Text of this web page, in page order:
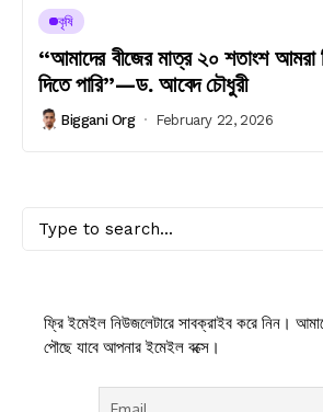
কৃষি
“আমাদের বীজের মাত্র ২০ শতাংশ আমরা
দিতে পারি”—ড. আবেদ চৌধুরী
Biggani Org February 22, 2026
ফ্রি ইমেইল নিউজলেটারে সাবক্রাইব করে নিন।
পৌছে যাবে আপনার ইমেইল বক্সে।